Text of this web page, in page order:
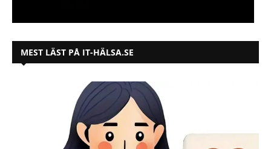
MEST LÄST PÅ IT-HÄLSA.SE